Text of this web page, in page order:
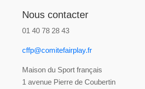
Nous contacter
01 40 78 28 43
cffp@comitefairplay.fr
Maison du Sport français
1 avenue Pierre de Coubertin